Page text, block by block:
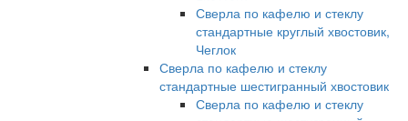
Сверла по кафелю и стеклу
стандартные круглый хвостовик,
Чеглок
Сверла по кафелю и стеклу
стандартные шестигранный хвостовик
Сверла по кафелю и стеклу